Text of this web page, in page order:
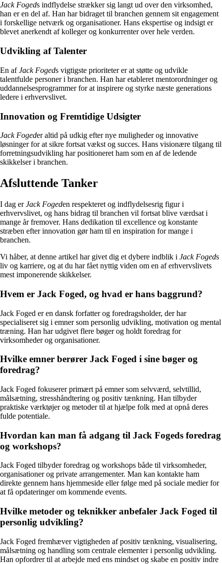
Jack Fogeds indflydelse strækker sig langt ud over den virksomhed,
han er en del af. Han har bidraget til branchen gennem sit engagement
i forskellige netværk og organisationer. Hans ekspertise og indsigt er
blevet anerkendt af kolleger og konkurrenter over hele verden.
Udvikling af Talenter
En afJack Fogeds vigtigste prioriteter er at støtte og udvikle
talentfulde personer i branchen. Han har etableret mentorordninger og
uddannelsesprogrammer for at inspirere og styrke næste generations
ledere i erhvervslivet.
Innovation og Fremtidige Udsigter
Jack Fogeder altid på udkig efter nye muligheder og innovative
løsninger for at sikre fortsat vækst og succes. Hans visionære tilgang til
forretningsudvikling har positioneret ham som en af de ledende
skikkelser i branchen.
Afsluttende Tanker
I dag erJack Fogeden respekteret og indflydelsesrig figur i
erhvervslivet, og hans bidrag til branchen vil fortsat blive værdsat i
mange år fremover. Hans dedikation til excellence og konstante
stræben efter innovation gør ham til en inspiration for mange i
branchen.
Vi håber, at denne artikel har givet dig et dybere indblik i Jack Fogeds
liv og karriere, og at du har fået nyttig viden om en af erhvervslivets
mest imponerende skikkelser.
Hvem er Jack Foged, og hvad er hans baggrund?
Jack Foged er en dansk forfatter og foredragsholder, der har
specialiseret sig i emner som personlig udvikling, motivation og mental
træning. Han har udgivet flere bøger og holdt foredrag for
virksomheder og organisationer.
Hvilke emner berører Jack Foged i sine bøger og
foredrag?
Jack Foged fokuserer primært på emner som selvværd, selvtillid,
målsætning, stresshåndtering og positiv tænkning. Han tilbyder
praktiske værktøjer og metoder til at hjælpe folk med at opnå deres
fulde potentiale.
Hvordan kan man få adgang til Jack Fogeds foredrag
og workshops?
Jack Foged tilbyder foredrag og workshops både til virksomheder,
organisationer og private arrangementer. Man kan kontakte ham
direkte gennem hans hjemmeside eller følge med på sociale medier for
at få opdateringer om kommende events.
Hvilke metoder og teknikker anbefaler Jack Foged til
personlig udvikling?
Jack Foged fremhæver vigtigheden af positiv tænkning, visualisering,
målsætning og handling som centrale elementer i personlig udvikling.
Han opfordrer til at arbejde med ens mindset og skabe en positiv indre